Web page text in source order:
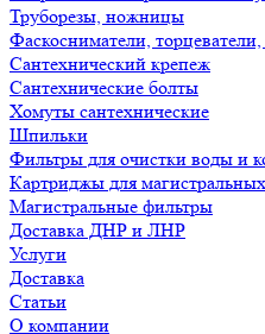
Труборезы, ножницы
Фаскосниматели,
Сантехнический крепеж
Сантехнические болты
Хомуты сантехнические
Шпильки
Фильтры для очистки воды и
Картриджы для
Магистральные фильтры
Доставка ДНР и ЛНР
Услуги
Доставка
Статьи
О компании